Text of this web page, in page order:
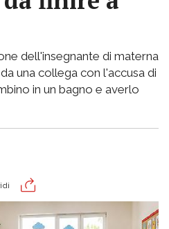
dell'insegnante di materna
una collega con l'accusa di
in un bagno e averlo